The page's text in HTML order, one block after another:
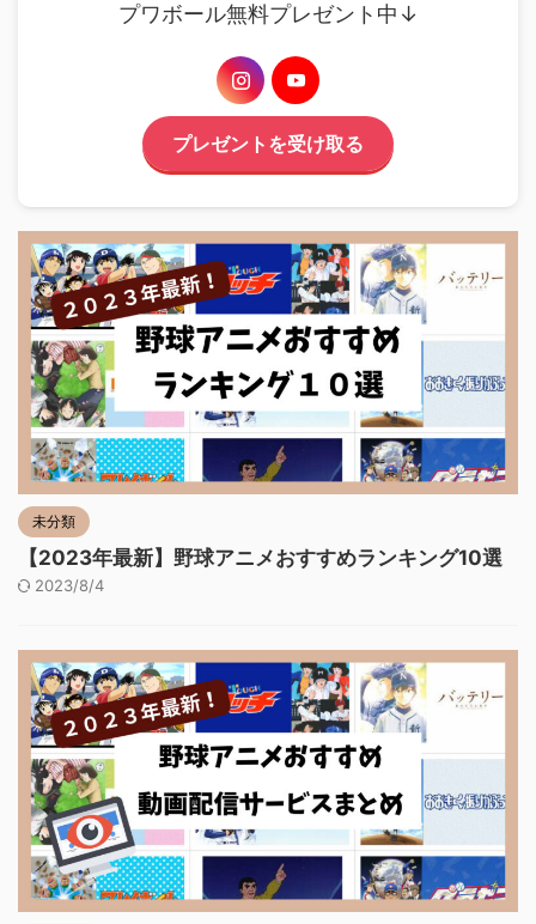
プワボール無料プレゼント中↓
プレゼントを受け取る
未分類
【2023年最新】野球アニメおすすめランキング10選
2023/8/4